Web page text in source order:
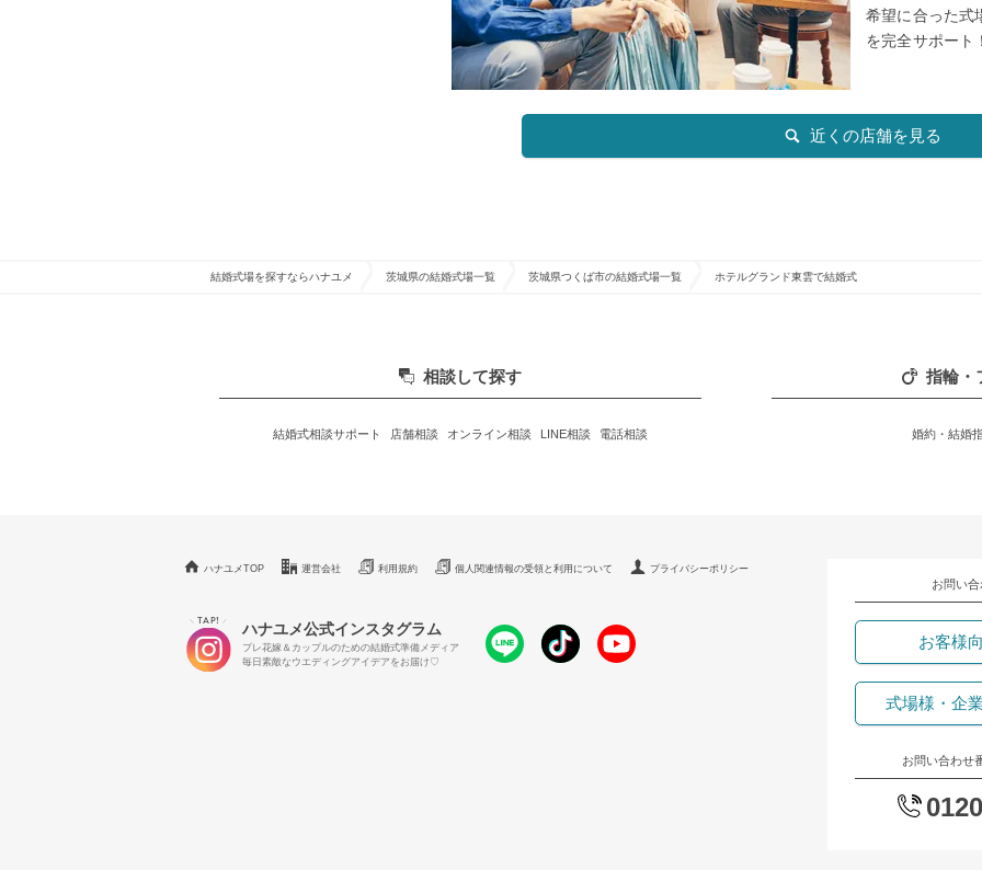
希望に合った式
を完全サポート
近くの店舗を見る
結婚式場を探すならハナユメ 茨城県の結婚式場一覧 茨城県つくば市の結婚式場一覧 ホテルグランド東雲で結婚式
相談して探す
結婚式相談サポート 店舗相談 オンライン相談 LINE相談 電話相談
指輪・
婚約・結婚
ハナユメTOP 運営会社 利用規約 個人関連情報の受領と利用について プライバシーポリシー
＼ TAP! ／ ハナユメ公式インスタグラム
プレ花嫁＆カップルのための結婚式準備メディア
毎日素敵なウエディングアイデアをお届け♡
お問い
お客様
式場様・企
お問い合わせ